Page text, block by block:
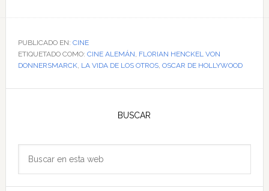
para
un
hombre
bueno
los
PUBLICADO EN: CINE
ETIQUETADO COMO: CINE ALEMÁN, FLORIAN HENCKEL VON
DONNERSMARCK, LA VIDA DE LOS OTROS, OSCAR DE HOLLYWOOD
principal
BUSCAR